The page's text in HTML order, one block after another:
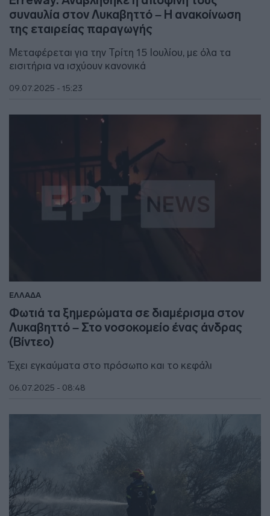
συναυλία στον Λυκαβηττό – Η ανακοίνωση
της εταιρείας παραγωγής
Μεταφέρεται για την Τρίτη 15 Ιουλίου, με όλα τα
εισιτήρια να ισχύουν κανονικά
09.07.2025 - 15:23
ΕΛΛΑΔΑ
Φωτιά τα ξημερώματα σε διαμέρισμα στον
Λυκαβηττό – Στο νοσοκομείο ένας άνδρας
(Βίντεο)
Έχει εγκαύματα στο πρόσωπο και το κεφάλι
06.07.2025 - 08:48